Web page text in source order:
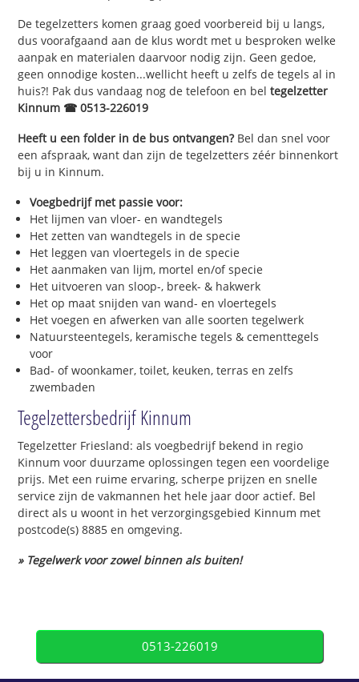
De tegelzetters komen graag goed voorbereid bij u langs,
dus voorafgaand aan de klus wordt met u besproken welke
aanpak en materialen daarvoor nodig zijn. Geen gedoe,
geen onnodige kosten...wellicht heeft u zelfs de tegels al in
huis?! Pak dus vandaag nog de telefoon en beltegelzetter
Kinnum ☎ 0513-226019
Heeft u een folder in de bus ontvangen?Bel dan snel voor
een afspraak, want dan zijn de tegelzetters zéér binnenkort
bij u in Kinnum.
Voegbedrijf met passie voor:
Het lijmen van vloer- en wandtegels
Het zetten van wandtegels in de specie
Het leggen van vloertegels in de specie
Het aanmaken van lijm, mortel en/of specie
Het uitvoeren van sloop-, breek- & hakwerk
Het op maat snijden van wand- en vloertegels
Het voegen en afwerken van alle soorten tegelwerk
Natuursteentegels, keramische tegels & cementtegels
voor
Bad- of woonkamer, toilet, keuken, terras en zelfs
zwembaden
Tegelzettersbedrijf Kinnum
Tegelzetter Friesland: als voegbedrijf bekend in regio
Kinnum voor duurzame oplossingen tegen een voordelige
prijs. Met een ruime ervaring, scherpe prijzen en snelle
service zijn de vakmannen het hele jaar door actief. Bel
direct als u woont in het verzorgingsgebied Kinnum met
postcode(s) 8885 en omgeving.
» Tegelwerk voor zowel binnen als buiten!
0513-226019